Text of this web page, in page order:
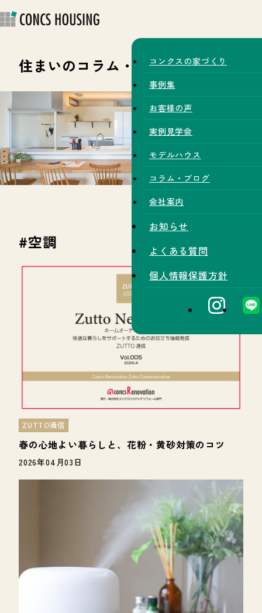
コンクスの家づくり
事例集
お客様の声
実例見学会
モデルハウス
コラム・ブログ
会社案内
お知らせ
よくある質問
個人情報保護方針
住まいのコラム・スタッフブログ
#空調
春の心地よい暮らしと、花粉・黄砂対策のコツ
ZUTTO通信
2026年04月03日